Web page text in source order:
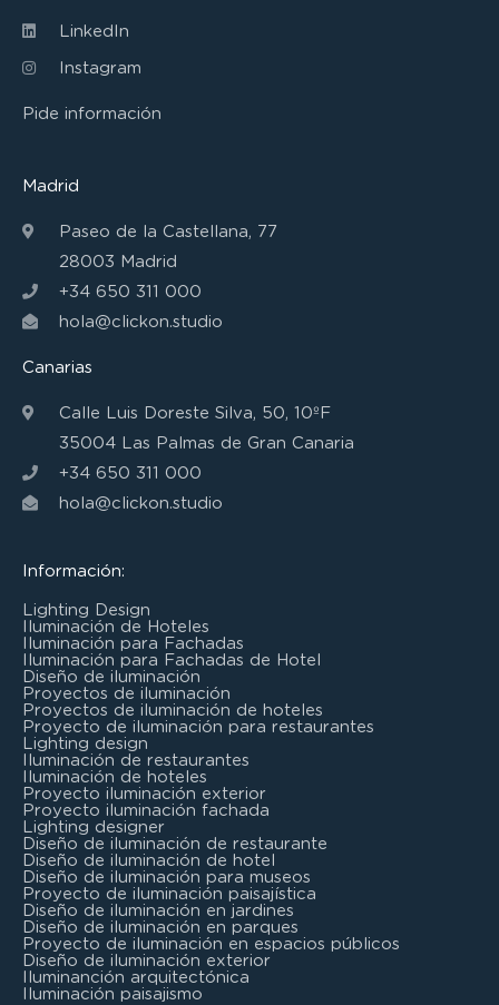
LinkedIn
Instagram
Pide información
Madrid
Paseo de la Castellana, 77
28003 Madrid
+34 650 311 000
hola@clickon.studio
Canarias
Calle Luis Doreste Silva, 50, 10ºF
35004 Las Palmas de Gran Canaria
+34 650 311 000
hola@clickon.studio
Información:
Lighting Design
Iluminación de Hoteles
Iluminación para Fachadas
Iluminación para Fachadas de Hotel
Diseño de iluminación
Proyectos de iluminación
Proyectos de iluminación de hoteles
Proyecto de iluminación para restaurantes
Lighting design
Iluminación de restaurantes
Iluminación de hoteles
Proyecto iluminación exterior
Proyecto iluminación fachada
Lighting designer
Diseño de iluminación de restaurante
Diseño de iluminación de hotel
Diseño de iluminación para museos
Proyecto de iluminación paisajística
Diseño de iluminación en jardines
Diseño de iluminación en parques
Proyecto de iluminación en espacios públicos
Diseño de iluminación exterior
Iluminanción arquitectónica
Iluminación paisajismo